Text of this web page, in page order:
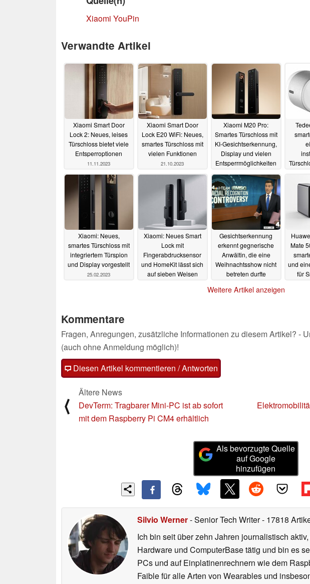
Xiaomi YouPin
Verwandte Artikel
Xiaomi Smart Door
Lock 2: Neues, leises
Türschloss bietet viele
Entsperroptionen
11.11.2023
Xiaomi Smart Door
Lock E20 WiFi: Neues,
smartes Türschloss mit
vielen Funktionen
21.10.2023
Xiaomi M20 Pro:
Smartes Türschloss mit
KI-Gesichtserkennung,
Display und vielen
Entsperrmöglichkeiten
29.07.2023
Xiaomi: Neues,
smartes Türschloss mit
integriertem Türspion
und Display vorgestellt
25.02.2023
Xiaomi: Neues Smart
Lock mit
Fingerabdrucksensor
und HomeKit lässt sich
auf sieben Weisen
Gesichtserkennung
erkennt gegnerische
Anwältin, die eine
Weihnachtsshow nicht
betreten durfte
Mate
und
für
Weitere Artikel anzeigen
Kommentare
Fragen, Anregungen, zusätzliche Informationen zu diesem Artikel? -
(auch ohne Anmeldung möglich)!
Diesen Artikel kommentieren / Antworten
⟨
Ältere News
DevTerm: Tragbarer Mini-PC ist ab sofort
mit dem Raspberry Pi CM4 erhältlich
Als bevorzugte Quelle
auf Google
hinzufügen
Silvio Werner- Senior Tech Writer- 17818
Ich bin seit über zehn Jahren journalistisch
Hardware und ComputerBase tätig und bin es
PCs und auf Einplatinenrechnern wie dem
Faible für alle Arten von Wearables und